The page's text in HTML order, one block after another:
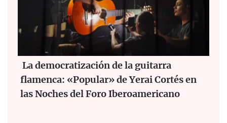
La democratización de la guitarra
flamenca: «Popular» de Yerai Cortés en
las Noches del Foro Iberoamericano